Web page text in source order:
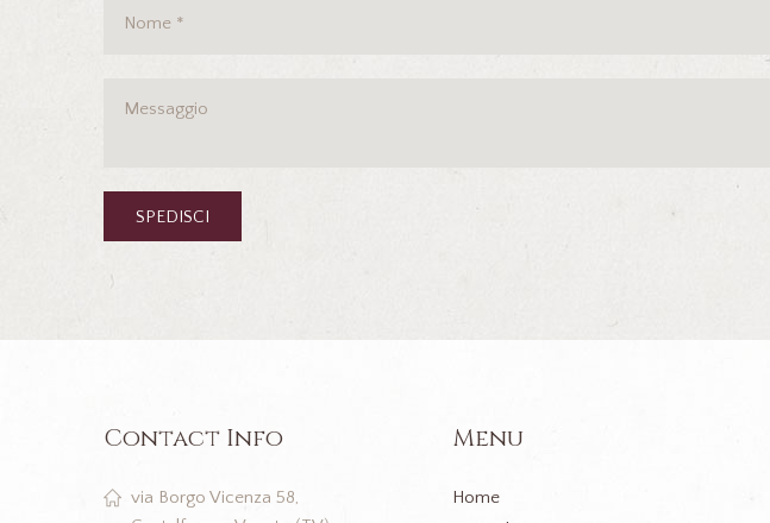
Contact Info
via Borgo Vicenza 58,
Menu
Home